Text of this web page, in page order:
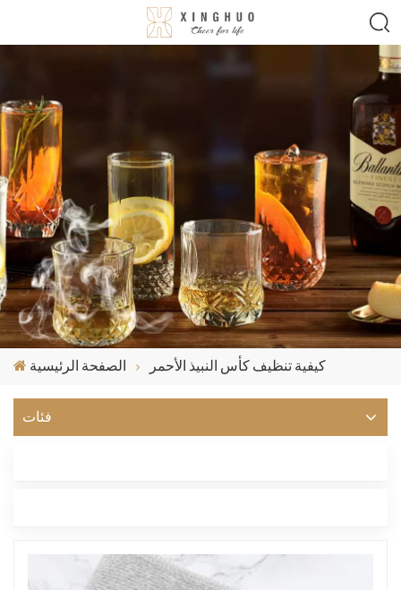
الصفحة الرئيسية كيفية تنظيف كأس النبيذ الأحمر
فئات